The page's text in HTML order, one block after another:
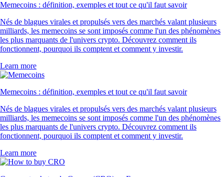
Memecoins : définition, exemples et tout ce qu'il faut savoir
Nés de blagues virales et propulsés vers des marchés valant plusieurs
milliards, les memecoins se sont imposés comme l'un des phénomènes
les plus marquants de l'univers crypto. Découvrez comment ils
fonctionnent, pourquoi ils comptent et comment y investir.
Learn more
Memecoins : définition, exemples et tout ce qu'il faut savoir
Nés de blagues virales et propulsés vers des marchés valant plusieurs
milliards, les memecoins se sont imposés comme l'un des phénomènes
les plus marquants de l'univers crypto. Découvrez comment ils
fonctionnent, pourquoi ils comptent et comment y investir.
Learn more